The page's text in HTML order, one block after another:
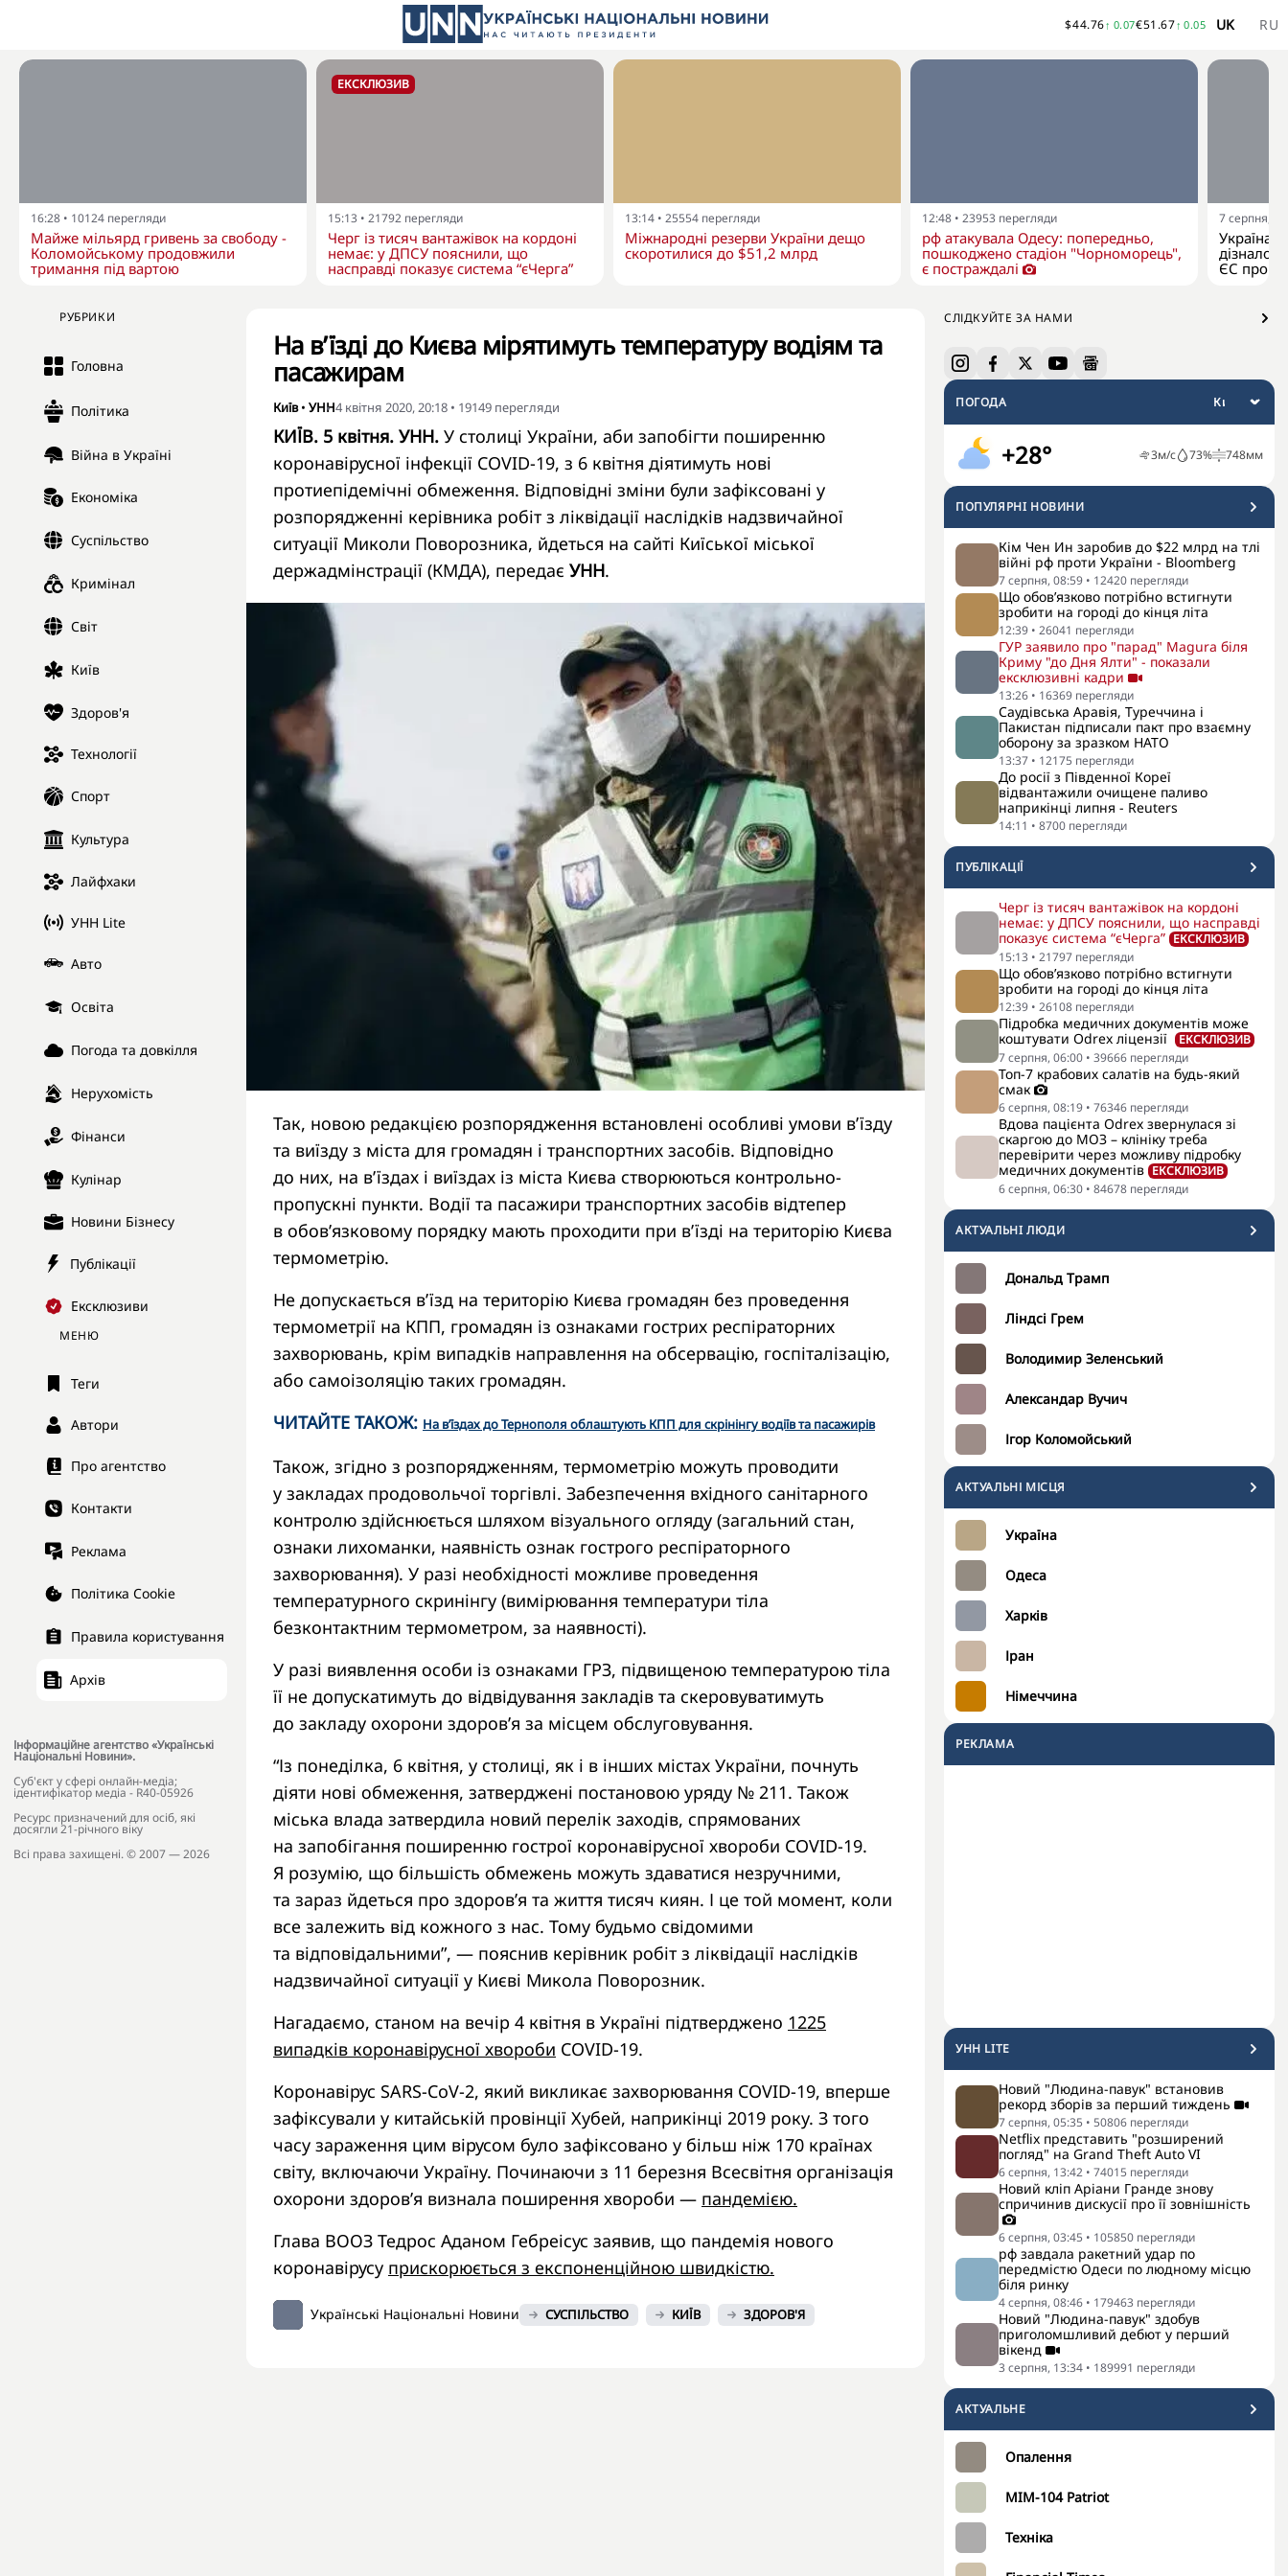
$44.76↑ 0.07€51.67↑ 0.05 UK RU
16:28 • 10124 перегляди
Майже мільярд гривень за свободу -
Коломойському продовжили
тримання під вартою
ЕКСКЛЮЗИВ
15:13 • 21792 перегляди
Черг із тисяч вантажівок на кордоні
немає: у ДПСУ пояснили, що
насправді показує система “єЧерга”
13:14 • 25554 перегляди
Міжнародні резерви України дещо
скоротилися до $51,2 млрд
12:48 • 23953 перегляди
рф атакувала Одесу: попередньо,
пошкоджено стадіон "Чорноморець",
є постраждалі
7 серпня,
Україна
ЄС про
РУБРИКИ
Головна
Політика
Війна в Україні
Економіка
Суспільство
Кримінал
Світ
Київ
Здоров'я
Технології
Спорт
Культура
Лайфхаки
УНН Lite
Авто
Освіта
Погода та довкілля
Нерухомість
Фінанси
Кулінар
Новини Бізнесу
Публікації
Ексклюзиви
МЕНЮ
Теги
Автори
Про агентство
Контакти
Реклама
Політика Cookie
Правила користування
Архів
Інформаційне агентство «Українські
Національні Новини».
Cуб'єкт у сфері онлайн-медіа;
ідентифікатор медіа - R40-05926
Ресурс призначений для осіб, які
досягли 21-річного віку
Всі права захищені. © 2007 — 2026
СЛІДКУЙТЕ ЗА НАМИ
ПОГОДА
+28° 3м/с 73% 748мм
ПОПУЛЯРНI НОВИНИ
Кім Чен Ин заробив до $22 млрд на тлі
війні рф проти України - Bloomberg
7 серпня, 08:59 • 12420 перегляди
Що обов’язково потрібно встигнути
зробити на городі до кінця літа
12:39 • 26041 перегляди
ГУР заявило про "парад" Magura біля
Криму "до Дня Ялти" - показали
ексклюзивні кадри
13:26 • 16369 перегляди
Саудівська Аравія, Туреччина і
Пакистан підписали пакт про взаємну
оборону за зразком НАТО
13:37 • 12175 перегляди
До росії з Південної Кореї
відвантажили очищене паливо
наприкінці липня - Reuters
14:11 • 8700 перегляди
ПУБЛІКАЦІЇ
Черг із тисяч вантажівок на кордоні
немає: у ДПСУ пояснили, що насправді
показує система “єЧерга” ЕКСКЛЮЗИВ
15:13 • 21797 перегляди
Що обов’язково потрібно встигнути
зробити на городі до кінця літа
12:39 • 26108 перегляди
Підробка медичних документів може
коштувати Odrex ліцензії
ЕКСКЛЮЗИВ
7 серпня, 06:00 • 39666 перегляди
Топ-7 крабових салатів на будь-який
смак
6 серпня, 08:19 • 76346 перегляди
Вдова пацієнта Odrex звернулася зі
скаргою до МОЗ – клініку треба
перевірити через можливу підробку
медичних документів ЕКСКЛЮЗИВ
6 серпня, 06:30 • 84678 перегляди
АКТУАЛЬНI ЛЮДИ
Дональд Трамп
Ліндсі Грем
Володимир Зеленський
Александар Вучич
Ігор Коломойський
АКТУАЛЬНІ МІСЦЯ
Україна
Одеса
Харків
Іран
Німеччина
РЕКЛАМА
УНН LITE
Новий "Людина-павук" встановив
рекорд зборів за перший тиждень
7 серпня, 05:35 • 50806 перегляди
Netflix представить "розширений
погляд" на Grand Theft Auto VI
6 серпня, 13:42 • 74015 перегляди
Новий кліп Аріани Гранде знову
спричинив дискусії про її зовнішність
6 серпня, 03:45 • 105850 перегляди
рф завдала ракетний удар по
передмістю Одеси по людному місцю
біля ринку
4 серпня, 08:46 • 179463 перегляди
Новий "Людина-павук" здобув
приголомшливий дебют у перший
вікенд
3 серпня, 13:34 • 189991 перегляди
АКТУАЛЬНЕ
Опалення
MIM-104 Patriot
Техніка
На в’їзді до Києва мірятимуть температуру водіям та
пасажирам
Київ• УНН4 квітня 2020, 20:18 • 19149 перегляди
КИЇВ. 5 квітня. УНН. У столиці України, аби запобігти поширенню
коронавірусної інфекції COVID-19, з 6 квітня діятимуть нові
протиепідемічні обмеження. Відповідні зміни були зафіксовані у
розпорядженні керівника робіт з ліквідації наслідків надзвичайної
ситуації Миколи Поворозника, йдеться на сайті Киїської міської
держадмінстрації (КМДА), передає УНН.
Так, новою редакцією розпорядження встановлені особливі умови в’їзду
та виїзду з міста для громадян і транспортних засобів. Відповідно
до них, на в’їздах і виїздах із міста Києва створюються контрольно-
пропускні пункти. Водії та пасажири транспортних засобів відтепер
в обов’язковому порядку мають проходити при в’їзді на територію Києва
термометрію.
Не допускається в’їзд на територію Києва громадян без проведення
термометрії на КПП, громадян із ознаками гострих респіраторних
захворювань, крім випадків направлення на обсервацію, госпіталізацію,
або самоізоляцію таких громадян.
ЧИТАЙТЕ ТАКОЖ: На в’їздах до Тернополя облаштують КПП для скрінінгу водіїв та пасажирів
Також, згідно з розпорядженням, термометрію можуть проводити
у закладах продовольчої торгівлі. Забезпечення вхідного санітарного
контролю здійснюється шляхом візуального огляду (загальний стан,
ознаки лихоманки, наявність ознак гострого респіраторного
захворювання). У разі необхідності можливе проведення
температурного скринінгу (вимірювання температури тіла
безконтактним термометром, за наявності).
У разі виявлення особи із ознаками ГРЗ, підвищеною температурою тіла
її не допускатимуть до відвідування закладів та скеровуватимуть
до закладу охорони здоров’я за місцем обслуговування.
“Із понеділка, 6 квітня, у столиці, як і в інших містах України, почнуть
діяти нові обмеження, затверджені постановою уряду № 211. Також
міська влада затвердила новий перелік заходів, спрямованих
на запобігання поширенню гострої коронавірусної хвороби COVID-19.
Я розумію, що більшість обмежень можуть здаватися незручними,
та зараз йдеться про здоров’я та життя тисяч киян. І це той момент, коли
все залежить від кожного з нас. Тому будьмо свідомими
та відповідальними”, — пояснив керівник робіт з ліквідації наслідків
надзвичайної ситуації у Києві Микола Поворозник.
Нагадаємо, станом на вечір 4 квітня в Україні підтверджено 1225
випадків коронавірусної хвороби COVID-19.
Коронавірус SARS-CoV-2, який викликає захворювання COVID-19, вперше
зафіксували у китайській провінції Хубей, наприкінці 2019 року. З того
часу зараження цим вірусом було зафіксовано у більш ніж 170 країнах
світу, включаючи Україну. Починаючи з 11 березня Всесвітня організація
охорони здоров’я визнала поширення хвороби — пандемією.
Глава ВООЗ Тедрос Аданом Гебреісус заявив, що пандемія нового
коронавірусу прискорюється з експоненційною швидкістю.
Українські Національні Новини СУСПІЛЬСТВО КИЇВ ЗДОРОВ'Я